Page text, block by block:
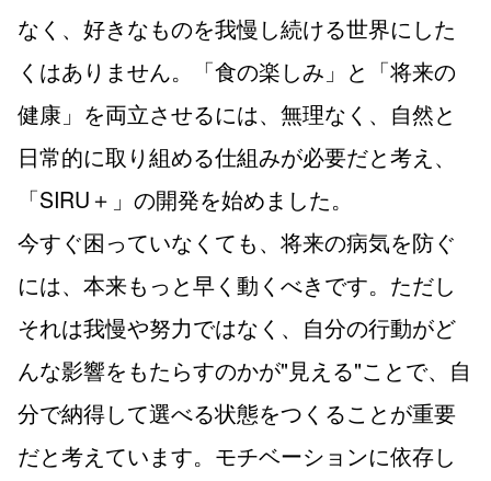
なく、好きなものを我慢し続ける世界にした
くはありません。「食の楽しみ」と「将来の
健康」を両立させるには、無理なく、自然と
日常的に取り組める仕組みが必要だと考え、
「SIRU＋」の開発を始めました。
今すぐ困っていなくても、将来の病気を防ぐ
には、本来もっと早く動くべきです。ただし
それは我慢や努力ではなく、自分の行動がど
んな影響をもたらすのかが"見える"ことで、自
分で納得して選べる状態をつくることが重要
だと考えています。モチベーションに依存し